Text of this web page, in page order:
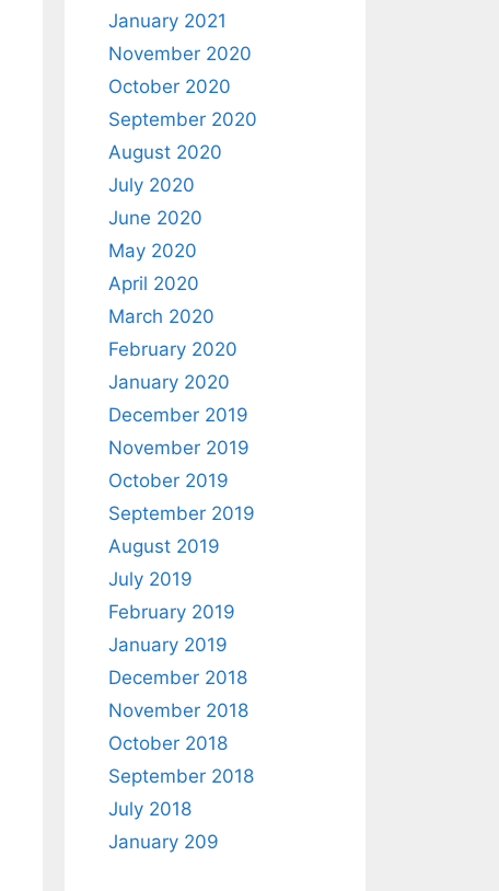
January 2021
November 2020
October 2020
September 2020
August 2020
July 2020
June 2020
May 2020
April 2020
March 2020
February 2020
January 2020
December 2019
November 2019
October 2019
September 2019
August 2019
July 2019
February 2019
January 2019
December 2018
November 2018
October 2018
September 2018
July 2018
January 209